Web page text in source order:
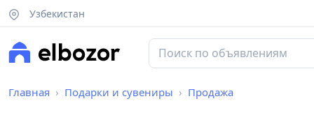
Узбекистан
Главная Подарки и сувениры Продажа